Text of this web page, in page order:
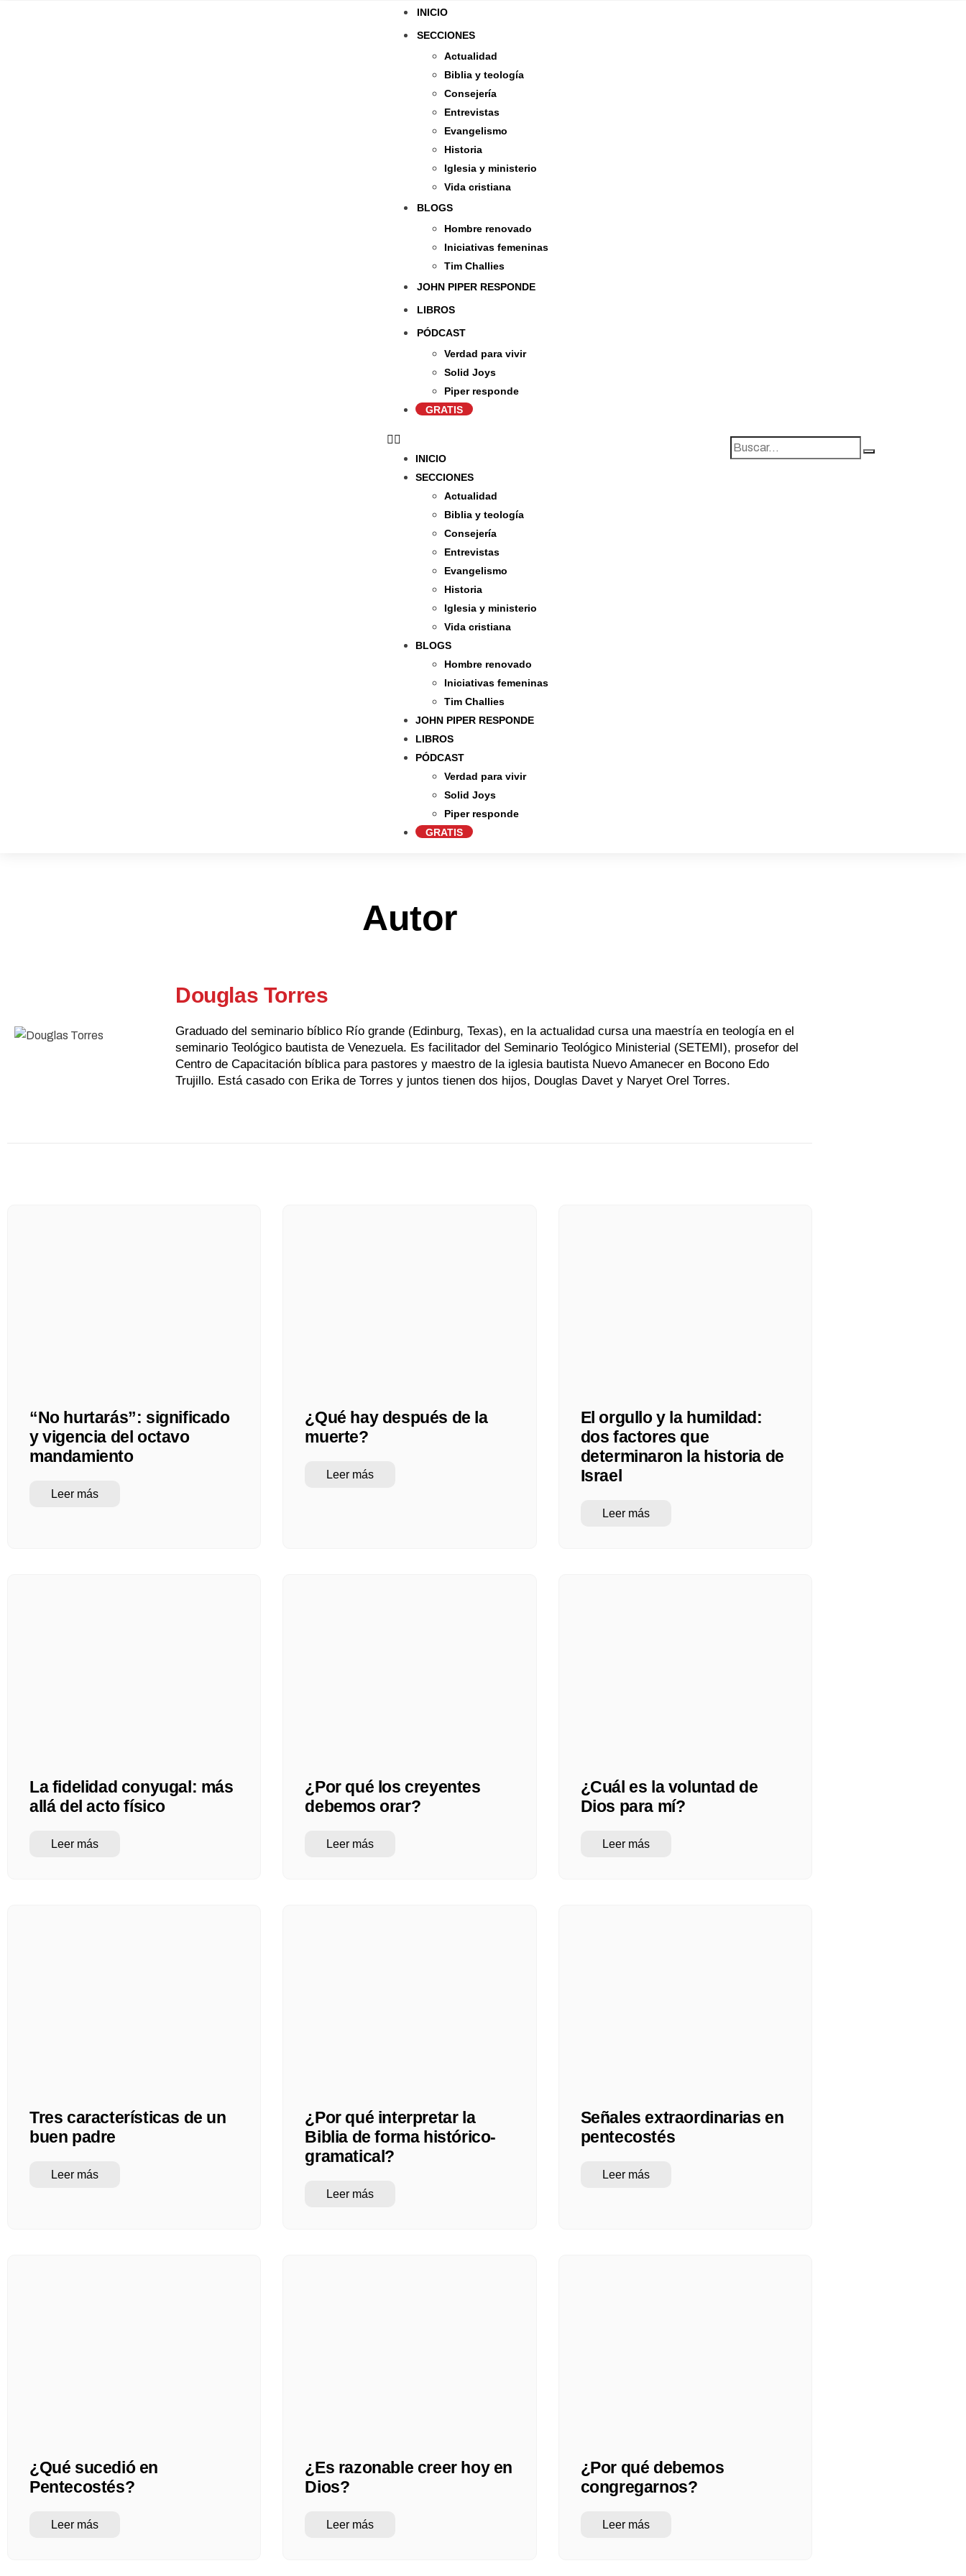
INICIO
SECCIONES
Actualidad
Biblia y teología
Consejería
Entrevistas
Evangelismo
Historia
Iglesia y ministerio
Vida cristiana
BLOGS
Hombre renovado
Iniciativas femeninas
Tim Challies
JOHN PIPER RESPONDE
LIBROS
PÓDCAST
Verdad para vivir
Solid Joys
Piper responde
GRATIS
INICIO
SECCIONES
Actualidad
Biblia y teología
Consejería
Entrevistas
Evangelismo
Historia
Iglesia y ministerio
Vida cristiana
BLOGS
Hombre renovado
Iniciativas femeninas
Tim Challies
JOHN PIPER RESPONDE
LIBROS
PÓDCAST
Verdad para vivir
Solid Joys
Piper responde
GRATIS
Autor
Douglas Torres
Graduado del seminario bíblico Río grande (Edinburg, Texas), en la actualidad cursa una maestría en teología en el
seminario Teológico bautista de Venezuela. Es facilitador del Seminario Teológico Ministerial (SETEMI), prosefor del
Centro de Capacitación bíblica para pastores y maestro de la iglesia bautista Nuevo Amanecer en Bocono Edo
Trujillo. Está casado con Erika de Torres y juntos tienen dos hijos, Douglas Davet y Naryet Orel Torres.
“No hurtarás”: significado
y vigencia del octavo
mandamiento
Leer más
¿Qué hay después de la
muerte?
Leer más
El orgullo y la humildad:
dos factores que
determinaron la historia de
Israel
Leer más
La fidelidad conyugal: más
allá del acto físico
Leer más
¿Por qué los creyentes
debemos orar?
Leer más
¿Cuál es la voluntad de
Dios para mí?
Leer más
Tres características de un
buen padre
Leer más
¿Por qué interpretar la
Biblia de forma histórico-
gramatical?
Leer más
Señales extraordinarias en
pentecostés
Leer más
¿Qué sucedió en
Pentecostés?
Leer más
¿Es razonable creer hoy en
Dios?
Leer más
¿Por qué debemos
congregarnos?
Leer más